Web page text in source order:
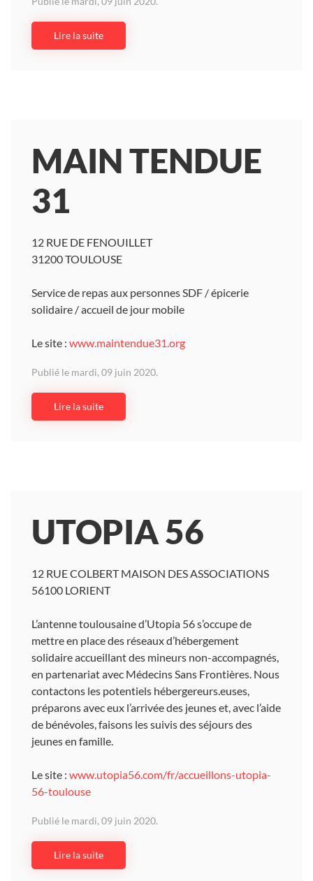
Lire la suite
MAIN TENDUE
31
12 RUE DE FENOUILLET
31200 TOULOUSE
Service de repas aux personnes SDF / épicerie
solidaire / accueil de jour mobile
Le site : www.maintendue31.org
Publié le mardi, 09 juin 2020.
Lire la suite
UTOPIA 56
12 RUE COLBERT MAISON DES ASSOCIATIONS
56100 LORIENT
L’antenne toulousaine d’Utopia 56 s’occupe de
mettre en place des réseaux d’hébergement
solidaire accueillant des mineurs non-accompagnés,
en partenariat avec Médecins Sans Frontières. Nous
contactons les potentiels hébergereurs.euses,
préparons avec eux l’arrivée des jeunes et, avec l’aide
de bénévoles, faisons les suivis des séjours des
jeunes en famille.
Le site : www.utopia56.com/fr/accueillons-utopia-
56-toulouse
Publié le mardi, 09 juin 2020.
Lire la suite